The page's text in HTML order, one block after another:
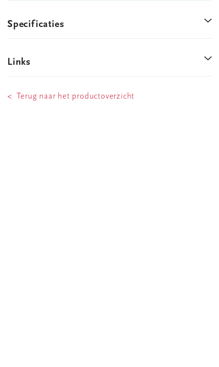
Specificaties
Links
< Terug naar het productoverzicht